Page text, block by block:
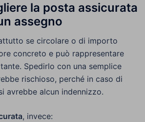
la posta assicurata
assegno
se circolare o di importo
concreto e può rappresentare
Spedirlo con una semplice
rischioso, perché in caso di
avrebbe alcun indennizzo.
, invece: